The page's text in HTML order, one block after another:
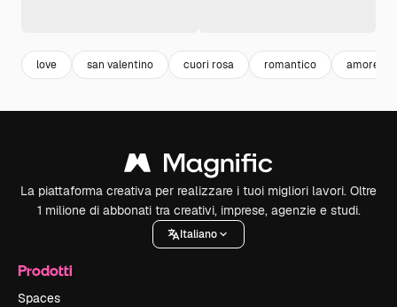
love san valentino cuori rosa romantico amore
La piattaforma creativa per realizzare i tuoi migliori lavori. Oltre
1 milione di abbonati tra creativi, imprese, agenzie e studi.
Italiano
Prodotti
Spaces